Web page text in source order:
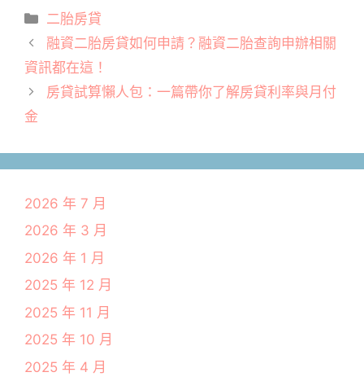
分
類
二胎房貸
融資二胎房貸如何申請？融資二胎查詢申辦相關
資訊都在這！
房貸試算懶人包：一篇帶你了解房貸利率與月付
金
2026 年 7 月
2026 年 3 月
2026 年 1 月
2025 年 12 月
2025 年 11 月
2025 年 10 月
2025 年 4 月